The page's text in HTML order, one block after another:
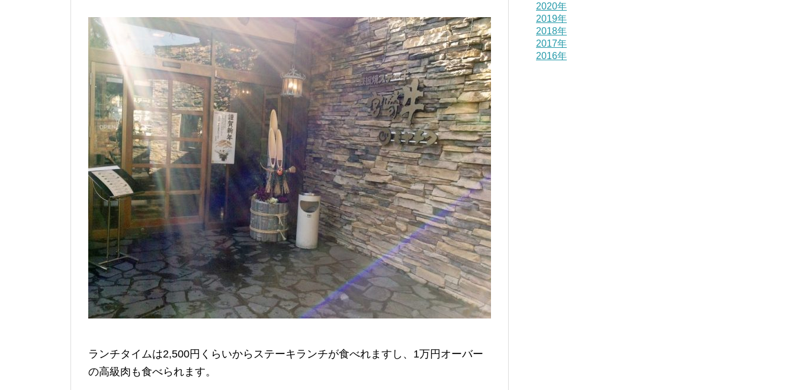
ランチタイムは2,500円くらいからステーキランチが食べれますし、1万円オーバー
の高級肉も食べられます。
2020年
2019年
2018年
2017年
2016年